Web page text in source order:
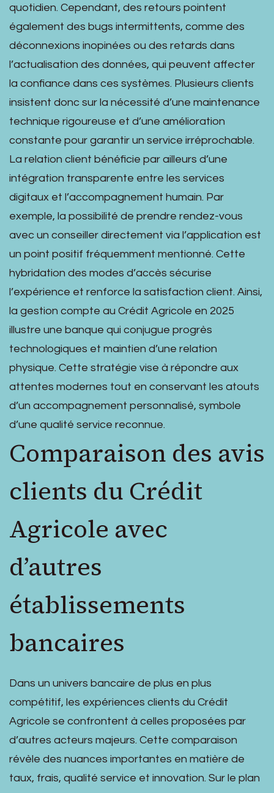
quotidien. Cependant, des retours pointent
également des bugs intermittents, comme des
déconnexions inopinées ou des retards dans
l’actualisation des données, qui peuvent affecter
la confiance dans ces systèmes. Plusieurs clients
insistent donc sur la nécessité d’une maintenance
technique rigoureuse et d’une amélioration
constante pour garantir un service irréprochable.
La relation client bénéficie par ailleurs d’une
intégration transparente entre les services
digitaux et l’accompagnement humain. Par
exemple, la possibilité de prendre rendez-vous
avec un conseiller directement via l’application est
un point positif fréquemment mentionné. Cette
hybridation des modes d’accès sécurise
l’expérience et renforce la satisfaction client. Ainsi,
la gestion compte au Crédit Agricole en 2025
illustre une banque qui conjugue progrès
technologiques et maintien d’une relation
physique. Cette stratégie vise à répondre aux
attentes modernes tout en conservant les atouts
d’un accompagnement personnalisé, symbole
d’une qualité service reconnue.
Comparaison des avis
clients du Crédit
Agricole avec
d’autres
établissements
bancaires
Dans un univers bancaire de plus en plus
compétitif, les expériences clients du Crédit
Agricole se confrontent à celles proposées par
d’autres acteurs majeurs. Cette comparaison
révèle des nuances importantes en matière de
taux, frais, qualité service et innovation. Sur le plan